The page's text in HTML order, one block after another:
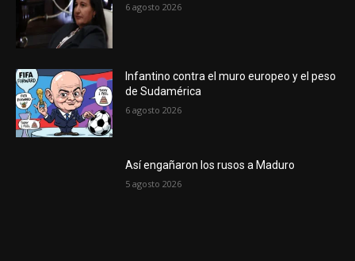
6 agosto 2026
Infantino contra el muro europeo y el peso
de Sudamérica
6 agosto 2026
Así engañaron los rusos a Maduro
5 agosto 2026